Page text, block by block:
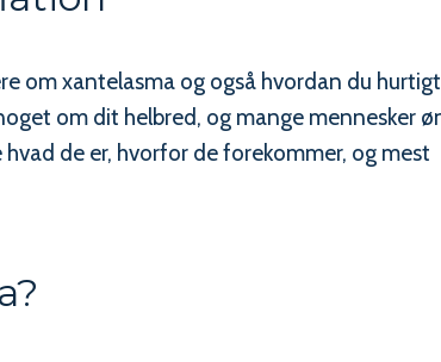
om xantelasma og også hvordan du
om dit helbred, og mange mennesker
de er, hvorfor de forekommer, og mest